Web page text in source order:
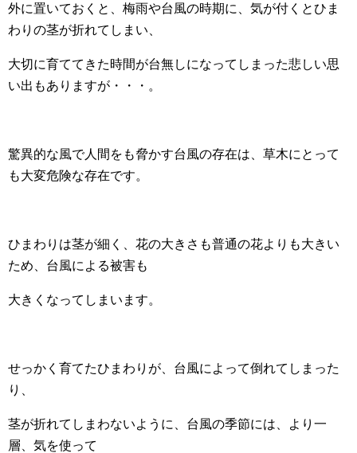
外に置いておくと、梅雨や台風の時期に、気が付くとひま
わりの茎が折れてしまい、
大切に育ててきた時間が台無しになってしまった悲しい思
い出もありますが・・・。
驚異的な風で人間をも脅かす台風の存在は、草木にとって
も大変危険な存在です。
ひまわりは茎が細く、花の大きさも普通の花よりも大きい
ため、台風による被害も
大きくなってしまいます。
せっかく育てたひまわりが、台風によって倒れてしまった
り、
茎が折れてしまわないように、台風の季節には、より一
層、気を使って